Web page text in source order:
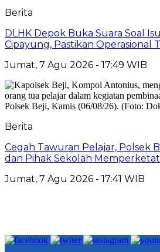
Berita
DLHK Depok Buka Suara Soal
Cipayung, Pastikan Operasional
Jumat, 7 Agu 2026 - 17:49 WIB
Berita
Cegah Tawuran Pelajar, Polsek
dan Pihak Sekolah
Jumat, 7 Agu 2026 - 17:41 WIB